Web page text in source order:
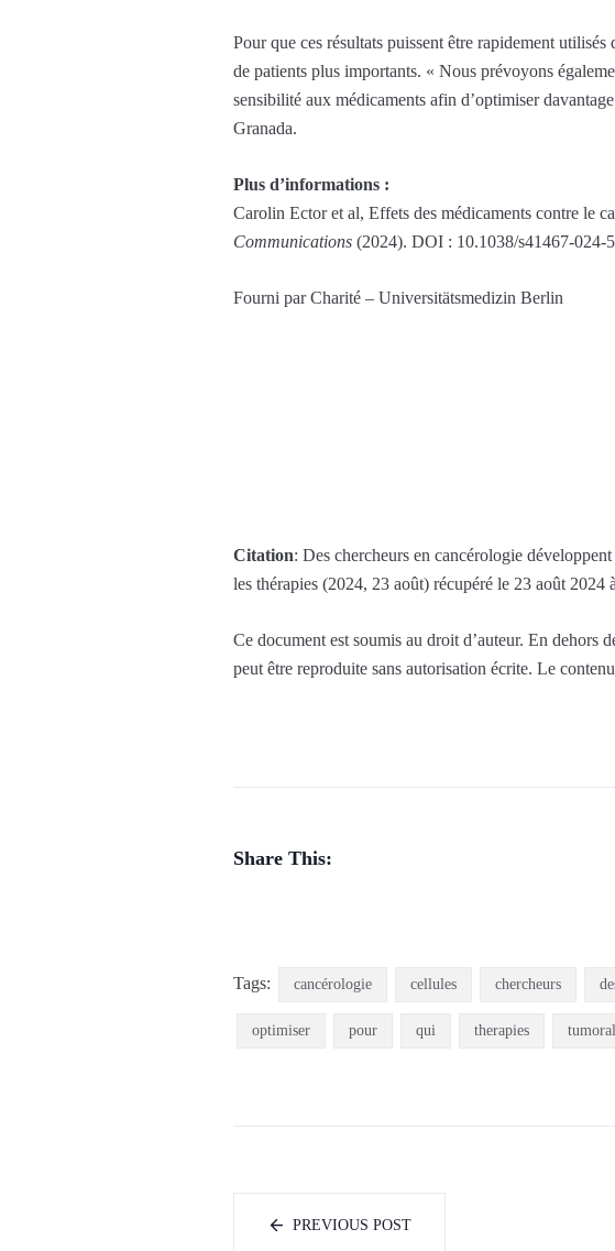
Pour que ces résultats puissent être rapidement
de patients plus importants. « Nous prévoyons
sensibilité aux médicaments afin d’optimiser
Granada.
Plus d’informations :
Carolin Ector et al, Effets des médicaments contre le
Communications (2024). DOI : 10.1038/s41467-024-
Fourni par Charité – Universitätsmedizin Berlin
Citation: Des chercheurs en cancérologie
les thérapies (2024, 23 août) récupéré le 23 août 2024
Ce document est soumis au droit d’auteur. En dehors
peut être reproduite sans autorisation écrite. Le
Share This:
Tags: cancérologie cellules chercheurs
optimiser pour qui therapies
PREVIOUS POST